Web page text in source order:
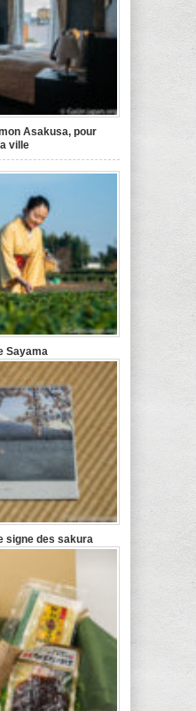
Asakusa, pour
ville
Sayama
signe des sakura